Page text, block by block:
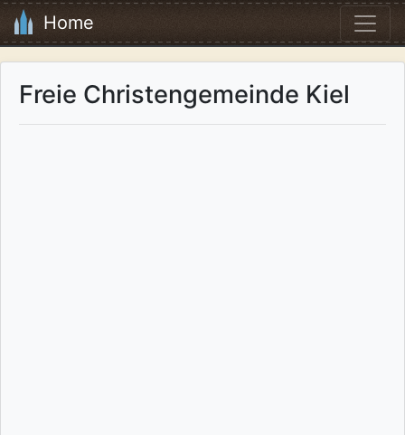
Home
Freie Christengemeinde Kiel